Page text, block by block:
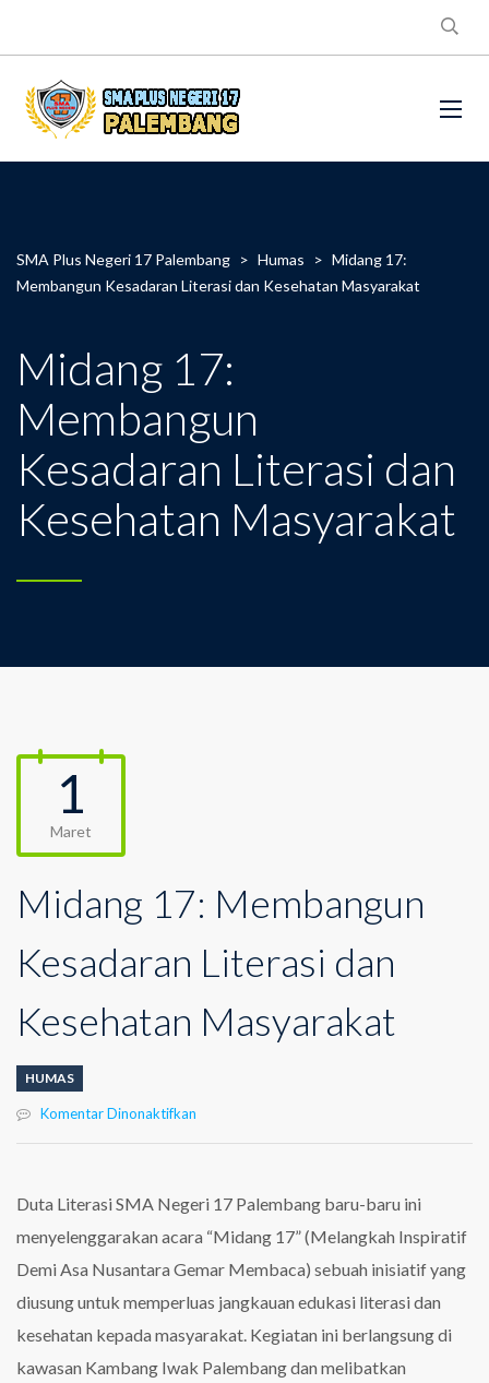
SMA Plus Negeri 17 Palembang > Humas > Midang 17:
Membangun Kesadaran Literasi dan Kesehatan Masyarakat
Midang 17:
Membangun
Kesadaran Literasi dan
Kesehatan Masyarakat
1
Maret
Midang 17: Membangun
Kesadaran Literasi dan
Kesehatan Masyarakat
HUMAS
Komentar Dinonaktifkan
Kesadaran
dan
Kesehatan
Duta Literasi SMA Negeri 17 Palembang baru-baru ini
menyelenggarakan acara “Midang 17” (Melangkah Inspiratif
Demi Asa Nusantara Gemar Membaca) sebuah inisiatif yang
diusung untuk memperluas jangkauan edukasi literasi dan
kesehatan kepada masyarakat. Kegiatan ini berlangsung di
kawasan Kambang Iwak Palembang dan melibatkan